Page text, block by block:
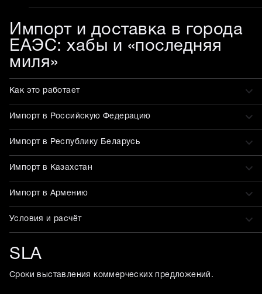
Импорт и доставка в города
ЕАЭС: хабы и «последняя
миля»
Как это работает
Импорт в Российскую Федерацию
Импорт в Республику Беларусь
Импорт в Казахстан
Импорт в Армению
Условия и расчёт
SLA
Сроки выставления коммерческих предложений.